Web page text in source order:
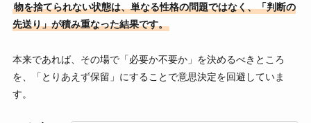
物を捨てられない状態は、単なる性格の問題ではなく、「判断の
先送り」が積み重なった結果です。
本来であれば、その場で「必要か不要か」を決めるべきところ
を、「とりあえず保留」にすることで意思決定を回避していま
す。